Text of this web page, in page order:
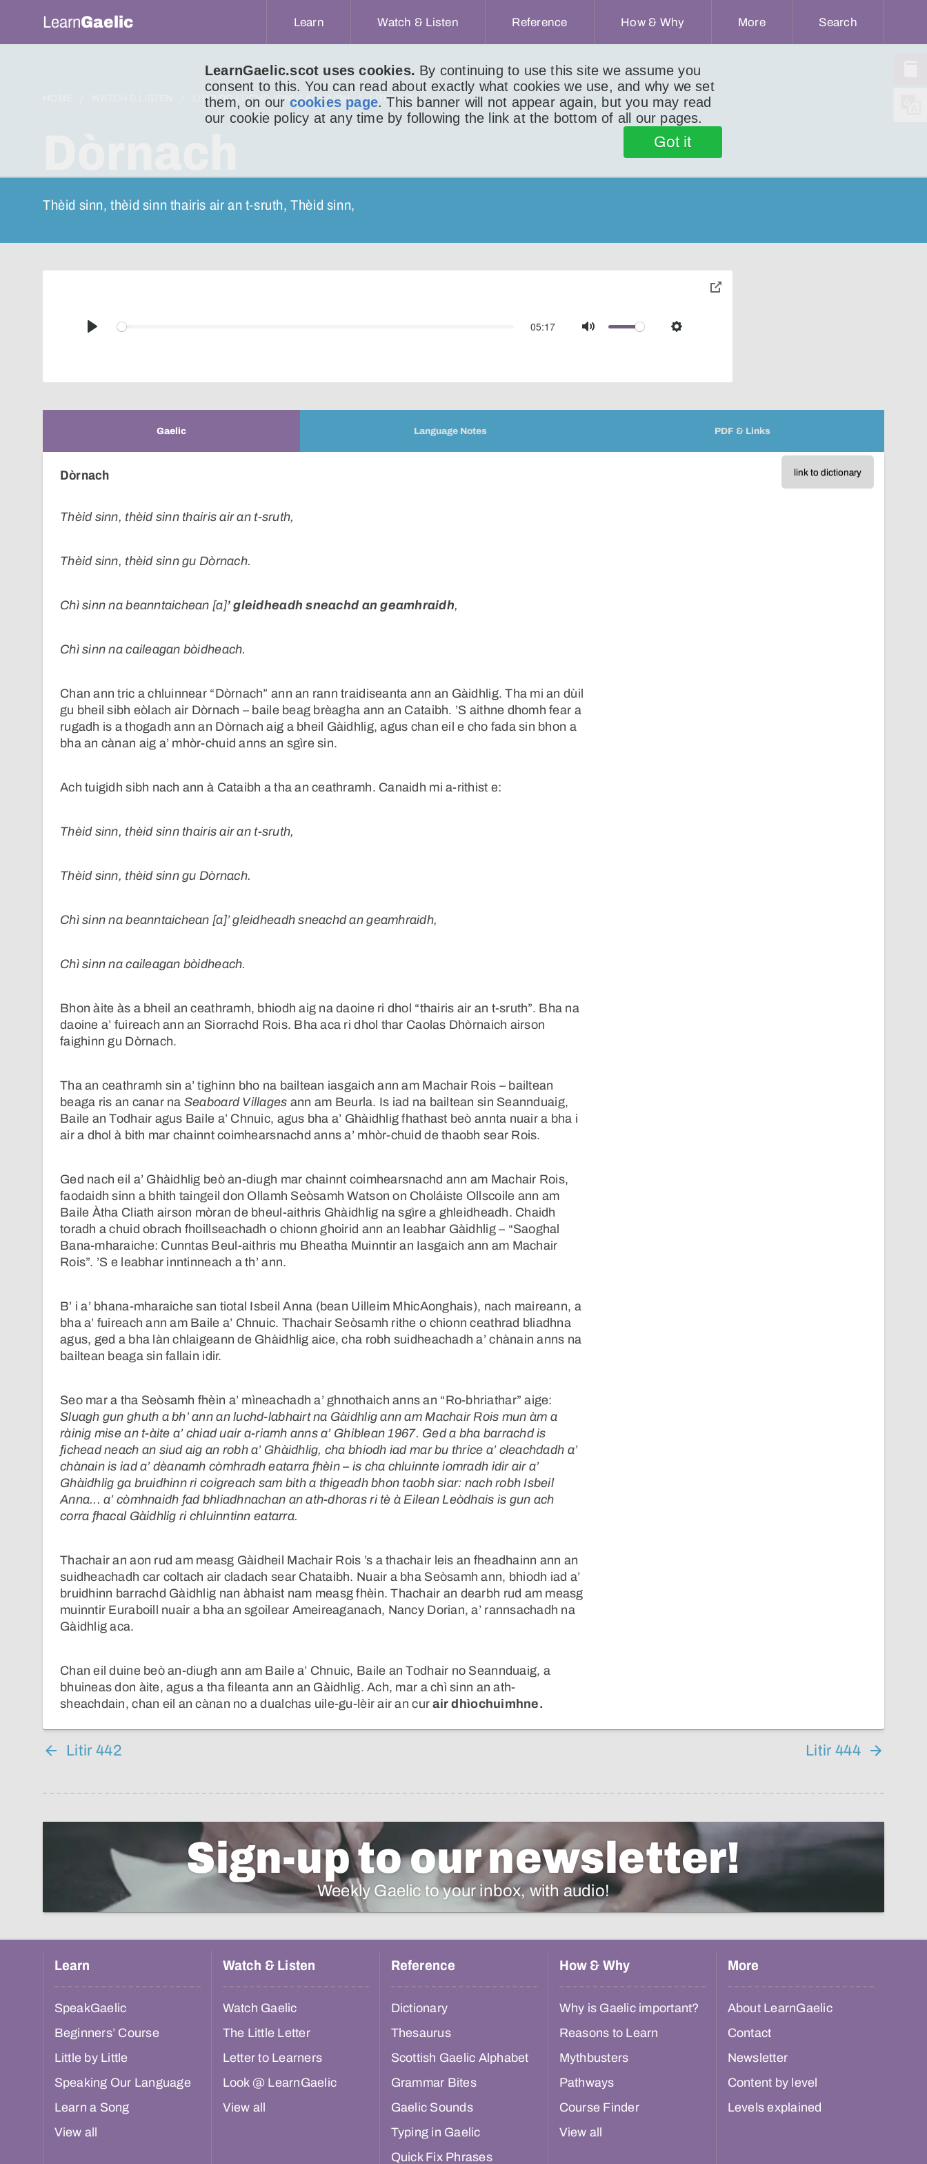
LearnGaelic.scot uses cookies. By continuing to use this site we assume you
consent to this. You can read about exactly what cookies we use, and why we set
them, on our cookies page. This banner will not appear again, but you may read
our cookie policy at any time by following the link at the bottom of all our pages.
Got it
LearnGaelic Learn Watch & Listen Reference How & Why More Search
LITIR DO LUCHD-IONNSACHAIDH LITIR 443
Thèid sinn, thèid sinn thairis air an t-sruth, Thèid sinn,
Play
05:17
Mute Settings
toggle
Gaelic Language Notes PDF & Links
link to dictionary
Dòrnach
Thèid sinn, thèid sinn thairis air an t-sruth,
Thèid sinn, thèid sinn gu Dòrnach.
Chì sinn na beanntaichean [a]’ gleidheadh sneachd an geamhraidh,
Chì sinn na caileagan bòidheach.
Chan ann tric a chluinnear “Dòrnach” ann an rann traidiseanta ann an Gàidhlig. Tha mi an dùil
gu bheil sibh eòlach air Dòrnach – baile beag brèagha ann an Cataibh. ’S aithne dhomh fear a
rugadh is a thogadh ann an Dòrnach aig a bheil Gàidhlig, agus chan eil e cho fada sin bhon a
bha an cànan aig a’ mhòr-chuid anns an sgìre sin.
Ach tuigidh sibh nach ann à Cataibh a tha an ceathramh. Canaidh mi a-rithist e:
Thèid sinn, thèid sinn thairis air an t-sruth,
Thèid sinn, thèid sinn gu Dòrnach.
Chì sinn na beanntaichean [a]’ gleidheadh sneachd an geamhraidh,
Chì sinn na caileagan bòidheach.
Bhon àite às a bheil an ceathramh, bhiodh aig na daoine ri dhol “thairis air an t-sruth”. Bha na
daoine a’ fuireach ann an Siorrachd Rois. Bha aca ri dhol thar Caolas Dhòrnaich airson
faighinn gu Dòrnach.
Tha an ceathramh sin a’ tighinn bho na bailtean iasgaich ann am Machair Rois – bailtean
beaga ris an canar na Seaboard Villages ann am Beurla. Is iad na bailtean sin Seannduaig,
Baile an Todhair agus Baile a’ Chnuic, agus bha a’ Ghàidhlig fhathast beò annta nuair a bha i
air a dhol à bith mar chainnt coimhearsnachd anns a’ mhòr-chuid de thaobh sear Rois.
Ged nach eil a’ Ghàidhlig beò an-diugh mar chainnt coimhearsnachd ann am Machair Rois,
faodaidh sinn a bhith taingeil don Ollamh Seòsamh Watson on Choláiste Ollscoile ann am
Baile Àtha Cliath airson mòran de bheul-aithris Ghàidhlig na sgìre a ghleidheadh. Chaidh
toradh a chuid obrach fhoillseachadh o chionn ghoirid ann an leabhar Gàidhlig – “Saoghal
Bana-mharaiche: Cunntas Beul-aithris mu Bheatha Muinntir an Iasgaich ann am Machair
Rois”. ’S e leabhar inntinneach a th’ ann.
B’ i a’ bhana-mharaiche san tiotal Isbeil Anna (bean Uilleim MhicAonghais), nach maireann, a
bha a’ fuireach ann am Baile a’ Chnuic. Thachair Seòsamh rithe o chionn ceathrad bliadhna
agus, ged a bha làn chlaigeann de Ghàidhlig aice, cha robh suidheachadh a’ chànain anns na
bailtean beaga sin fallain idir.
Seo mar a tha Seòsamh fhèin a’ mìneachadh a’ ghnothaich anns an “Ro-bhriathar” aige:
Sluagh gun ghuth a bh’ ann an luchd-labhairt na Gàidhlig ann am Machair Rois mun àm a
ràinig mise an t-àite a’ chiad uair a-riamh anns a’ Ghiblean 1967. Ged a bha barrachd is
fichead neach an siud aig an robh a’ Ghàidhlig, cha bhiodh iad mar bu thrice a’ cleachdadh a’
chànain is iad a’ dèanamh còmhradh eatarra fhèin – is cha chluinnte iomradh idir air a’
Ghàidhlig ga bruidhinn ri coigreach sam bith a thigeadh bhon taobh siar: nach robh Isbeil
Anna... a’ còmhnaidh fad bhliadhnachan an ath-dhoras ri tè à Eilean Leòdhais is gun ach
corra fhacal Gàidhlig ri chluinntinn eatarra.
Thachair an aon rud am measg Gàidheil Machair Rois ’s a thachair leis an fheadhainn ann an
suidheachadh car coltach air cladach sear Chataibh. Nuair a bha Seòsamh ann, bhiodh iad a’
bruidhinn barrachd Gàidhlig nan àbhaist nam measg fhèin. Thachair an dearbh rud am measg
muinntir Euraboill nuair a bha an sgoilear Ameireaganach, Nancy Dorian, a’ rannsachadh na
Gàidhlig aca.
Chan eil duine beò an-diugh ann am Baile a’ Chnuic, Baile an Todhair no Seannduaig, a
bhuineas don àite, agus a tha fileanta ann an Gàidhlig. Ach, mar a chì sinn an ath-
sheachdain, chan eil an cànan no a dualchas uile-gu-lèir air an curair dhìochuimhne.
Litir 442 Litir 444
Sign-up to our newsletter!
Weekly Gaelic to your inbox, with audio!
Learn
SpeakGaelic
Beginners’ Course
Little by Little
Speaking Our Language
Learn a Song
View all
Watch & Listen
Watch Gaelic
The Little Letter
Letter to Learners
Look @ LearnGaelic
View all
Reference
Dictionary
Thesaurus
Scottish Gaelic Alphabet
Grammar Bites
Gaelic Sounds
Typing in Gaelic
Quick Fix Phrases
How & Why
Why is Gaelic important?
Reasons to Learn
Mythbusters
Pathways
Course Finder
View all
More
About LearnGaelic
Contact
Newsletter
Content by level
Levels explained